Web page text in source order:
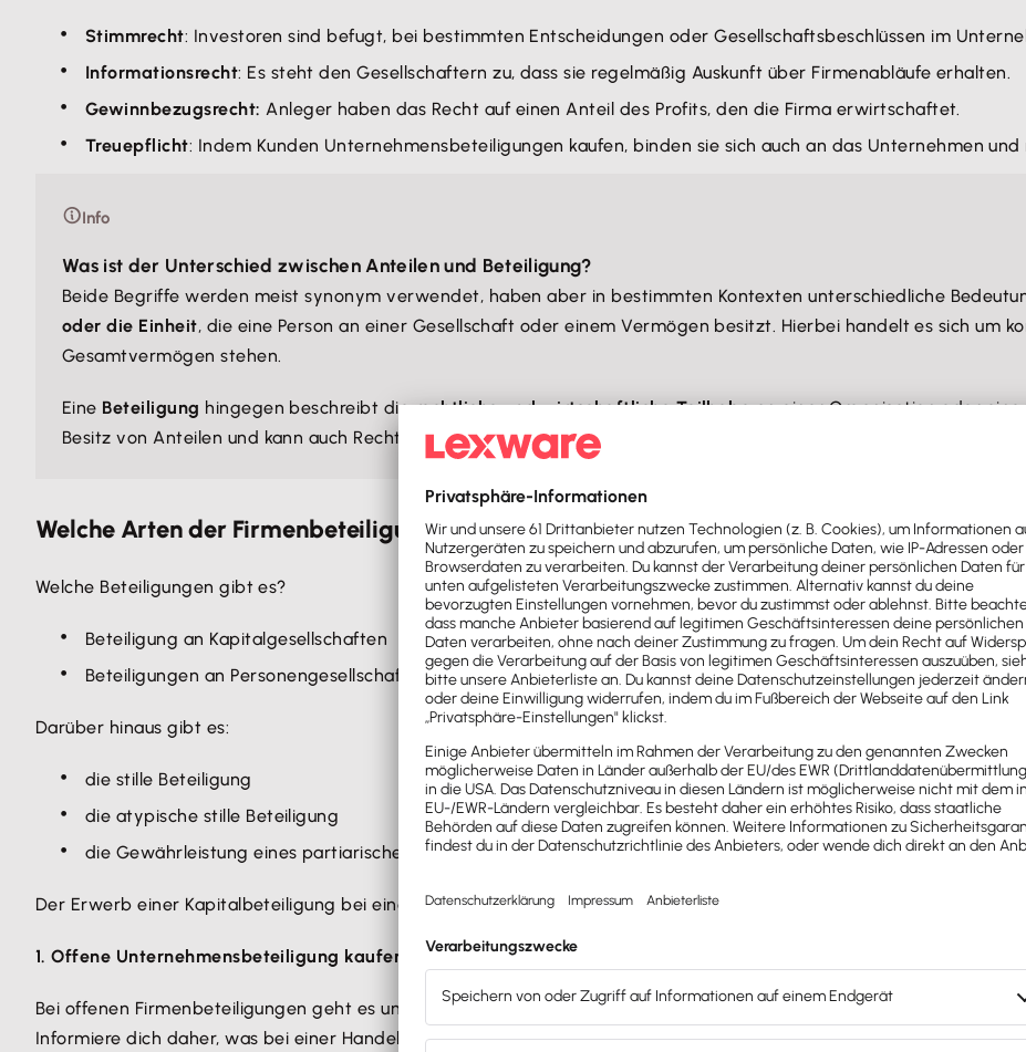
Stimmrecht: Investoren sind befugt, bei bestimmten Entscheidungen oder Gesellschaftsbeschlüssen im
Informationsrecht: Es steht den Gesellschaftern zu, dass sie regelmäßig Auskunft über Firmenabläufe erhalten.
Gewinnbezugsrecht:Anleger haben das Recht auf einen Anteil des Profits, den die Firma erwirtschaftet.
Treuepflicht: Indem Kunden Unternehmensbeteiligungen kaufen, binden sie sich auch an das Unternehmen
Info
Was ist der Unterschied zwischen Anteilen und Beteiligung?
Beide Begriffe werden meist synonym verwendet, haben aber in bestimmten Kontexten unterschiedliche
oder die Einheit, die eine Person an einer Gesellschaft oder einem Vermögen besitzt. Hierbei handelt es sich um
Gesamtvermögen stehen.
Eine Beteiligung hingegen beschreibt dierechtliche und wirtschaftliche Teilhabean einer Organisation oder
Besitz von Anteilen und kann auch Rechte und Pflichten mit sich bringen.
Welche Arten der Firmenbeteiligung gibt es?
Welche Beteiligungen gibt es?
Beteiligung an Kapitalgesellschaften
Beteiligungen an Personengesellschaften und Einzelunternehmen
Darüber hinaus gibt es:
die stille Beteiligung
die atypische stille Beteiligung
die Gewährleistung eines partiarischen Darlehens
Der Erwerb einer Kapitalbeteiligung bei einem Unternehmen oder jungen Start-up kann auf verschiedene Arten
1. Offene Unternehmensbeteiligung kaufen
Bei offenen Firmenbeteiligungen geht es um Investitionen,die in das Eigenkapital einer Gesellschaft fließen und
Informiere dich daher, was bei einer Handelsregistereintragung wichtig ist. Außerdem besteht bei dieser Art der